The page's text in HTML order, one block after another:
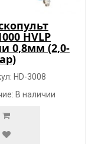
HVLP
0,8мм (2,0-
HD-3008
В наличии